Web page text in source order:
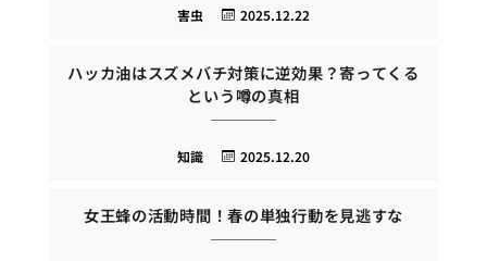
2025.12.22
害虫
ハッカ油はスズメバチ対策に逆効果？寄ってくる
という噂の真相
2025.12.20
知識
女王蜂の活動時間！春の単独行動を見逃すな